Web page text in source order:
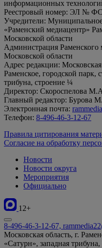
информационных
Реестровый номер: ЭЛ №
Учредители:
«Раменский медиацентр»
Московской области
Администрация Раменского
Московской области
Адрес редакции: Московская
Раменское, городской парк,
трибуна, строение ¼
Директор: Скороспелова
Главный редактор: Бурова
Электронная почта:
Телефон: 8-496-46-3-12-67
Правила цитирования
Согласие на обработку
Новости
Новости округа
Мероприятия
Официально
12+
8-496-46-3-12-67,
Московская область, г.
«Сатурн», западная